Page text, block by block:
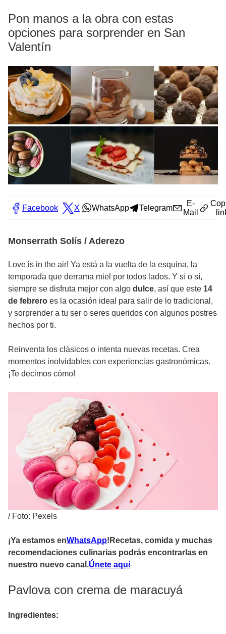
Pon manos a la obra con estas
opciones para sorprender en San
Valentín
Facebook X WhatsApp Telegram
E-
Mail
Monserrath Solís / Aderezo
Love is in the air! Ya está a la vuelta de la esquina, la
temporada que derrama miel por todos lados. Y sí o sí,
siempre se disfruta mejor con algo dulce, así que este 14
de febrero es la ocasión ideal para salir de lo tradicional,
y sorprender a tu ser o seres queridos con algunos postres
hechos por ti.
Reinventa los clásicos o intenta nuevas recetas. Crea
momentos inolvidables con experiencias gastronómicas.
¡Te decimos cómo!
/ Foto: Pexels
¡Ya estamos enWhatsApp!Recetas, comida y muchas
recomendaciones culinarias podrás encontrarlas en
nuestro nuevo canal.Únete aquí
Pavlova con crema de maracuyá
Ingredientes: